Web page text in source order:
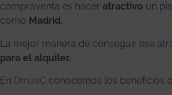
compraventa es hacer atractivo un
como Madrid.
La mejor manera de conseguir ese
para el alquiler.
En DmasC conocemos los beneficios